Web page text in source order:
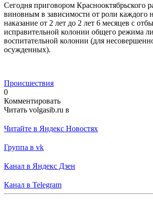
Сегодня приговором Краснооктябрьского
виновным в зависимости от роли каждого
наказание от 2 лет до 2 лет 6 месяцев с
исправительной колонии общего режима
воспитательной колонии (для
осужденных).
Происшествия
0
Комментировать
Читать volgasib.ru в
Читайте в Яндекс Новостях
Группа в vk
Канал в Яндекс Дзен
Канал в Telegram